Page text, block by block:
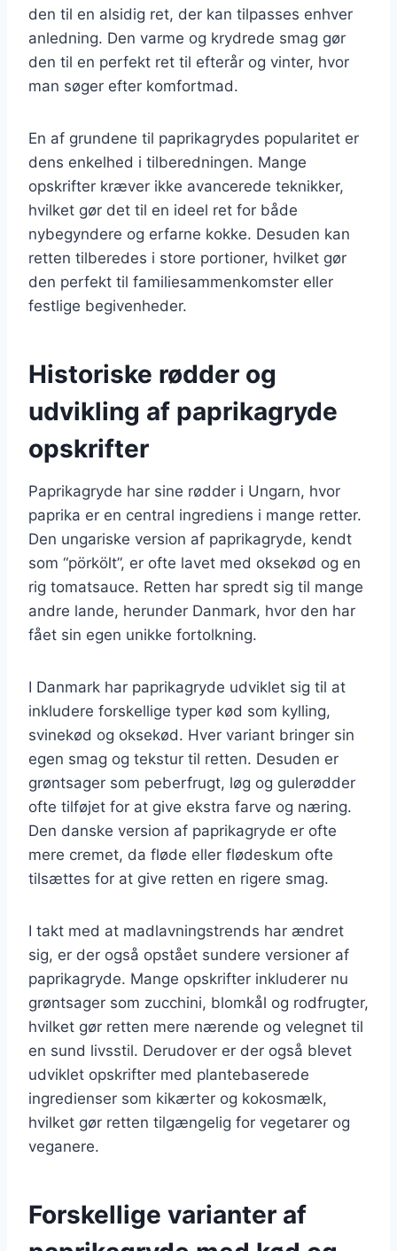
den til en alsidig ret, der kan tilpasses enhver
anledning. Den varme og krydrede smag gør
den til en perfekt ret til efterår og vinter, hvor
man søger efter komfortmad.
En af grundene til paprikagrydes popularitet er
dens enkelhed i tilberedningen. Mange
opskrifter kræver ikke avancerede teknikker,
hvilket gør det til en ideel ret for både
nybegyndere og erfarne kokke. Desuden kan
retten tilberedes i store portioner, hvilket gør
den perfekt til familiesammenkomster eller
festlige begivenheder.
Historiske rødder og
udvikling af paprikagryde
opskrifter
Paprikagryde har sine rødder i Ungarn, hvor
paprika er en central ingrediens i mange retter.
Den ungariske version af paprikagryde, kendt
som “pörkölt”, er ofte lavet med oksekød og en
rig tomatsauce. Retten har spredt sig til mange
andre lande, herunder Danmark, hvor den har
fået sin egen unikke fortolkning.
I Danmark har paprikagryde udviklet sig til at
inkludere forskellige typer kød som kylling,
svinekød og oksekød. Hver variant bringer sin
egen smag og tekstur til retten. Desuden er
grøntsager som peberfrugt, løg og gulerødder
ofte tilføjet for at give ekstra farve og næring.
Den danske version af paprikagryde er ofte
mere cremet, da fløde eller flødeskum ofte
tilsættes for at give retten en rigere smag.
I takt med at madlavningstrends har ændret
sig, er der også opstået sundere versioner af
paprikagryde. Mange opskrifter inkluderer nu
grøntsager som zucchini, blomkål og rodfrugter,
hvilket gør retten mere nærende og velegnet til
en sund livsstil. Derudover er der også blevet
udviklet opskrifter med plantebaserede
ingredienser som kikærter og kokosmælk,
hvilket gør retten tilgængelig for vegetarer og
veganere.
Forskellige varianter af